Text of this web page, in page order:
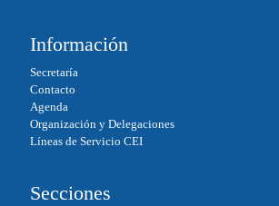
Información
Secretaría
Contacto
Agenda
Organización y Delegaciones
Líneas de Servicio CEI
Secciones